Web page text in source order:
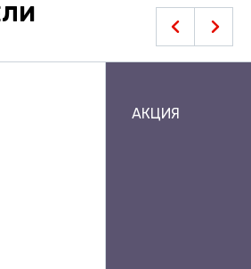
АКЦИЯ